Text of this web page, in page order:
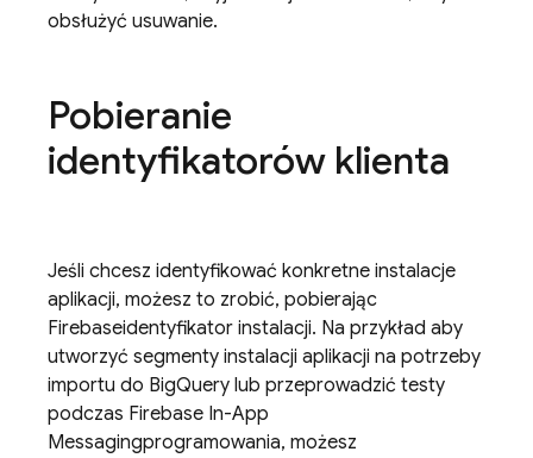
obsłużyć usuwanie.
Pobieranie
identyfikatorów klienta
Jeśli chcesz identyfikować konkretne instalacje
aplikacji, możesz to zrobić, pobierając
Firebaseidentyfikator instalacji. Na przykład aby
utworzyć segmenty instalacji aplikacji na potrzeby
importu do BigQuery lub przeprowadzić testy
podczas Firebase In-App
Messagingprogramowania, możesz